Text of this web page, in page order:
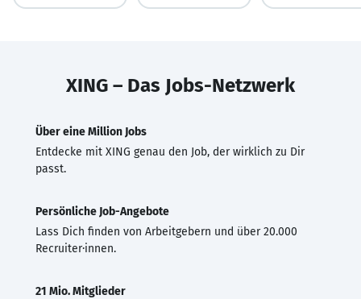
XING – Das Jobs-Netzwerk
Über eine Million Jobs
Entdecke mit XING genau den Job, der wirklich zu Dir
passt.
Persönliche Job-Angebote
Lass Dich finden von Arbeitgebern und über 20.000
Recruiter·innen.
21 Mio. Mitglieder